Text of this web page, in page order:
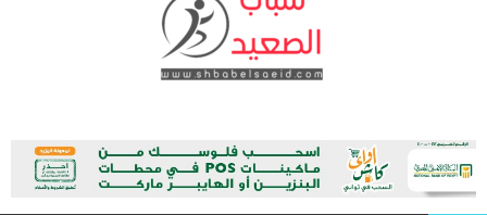
شباب الصعيد